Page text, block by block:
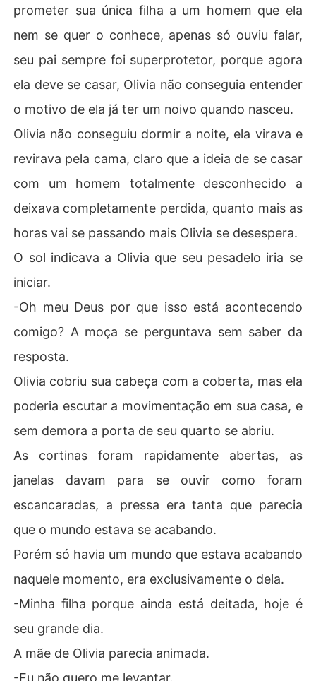
prometer sua única filha a um homem que ela
nem se quer o conhece, apenas só ouviu falar,
seu pai sempre foi superprotetor, porque agora
ela deve se casar, Olivia não conseguia entender
o motivo de ela já ter um noivo quando nasceu.
Olivia não conseguiu dormir a noite, ela virava e
revirava pela cama, claro que a ideia de se casar
com um homem totalmente desconhecido a
deixava completamente perdida, quanto mais as
horas vai se passando mais Olivia se desespera.
O sol indicava a Olivia que seu pesadelo iria se
iniciar.
-Oh meu Deus por que isso está acontecendo
comigo? A moça se perguntava sem saber da
resposta.
Olivia cobriu sua cabeça com a coberta, mas ela
poderia escutar a movimentação em sua casa, e
sem demora a porta de seu quarto se abriu.
As cortinas foram rapidamente abertas, as
janelas davam para se ouvir como foram
escancaradas, a pressa era tanta que parecia
que o mundo estava se acabando.
Porém só havia um mundo que estava acabando
naquele momento, era exclusivamente o dela.
-Minha filha porque ainda está deitada, hoje é
seu grande dia.
A mãe de Olivia parecia animada.
-Eu não quero me levantar.